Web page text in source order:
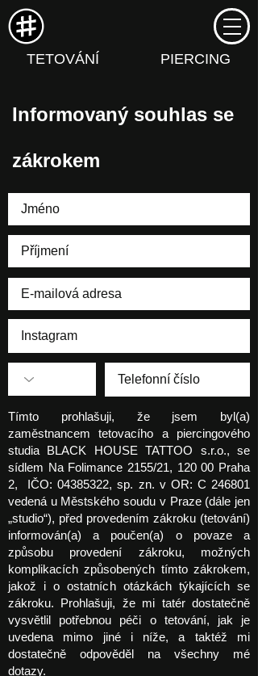
TETOVÁNÍ PIERCING
Informovaný souhlas se
zákrokem
Tímto prohlašuji, že jsem byl(a)
zaměstnancem tetovacího a piercingového
studia BLACK HOUSE TATTOO s.r.o., se
sídlem Na Folimance 2155/21, 120 00 Praha
2, IČO:04385322, sp. zn. v OR: C 246801
vedená u Městského soudu v Praze (dále jen
„studio“), před provedením zákroku (tetování)
informován(a) a poučen(a) o povaze a
způsobu provedení zákroku, možných
komplikacích způsobených tímto zákrokem,
jakož i o ostatních otázkách týkajících se
zákroku. Prohlašuji, že mi tatér dostatečně
vysvětlil potřebnou péči o tetování, jak je
uvedena mimo jiné i níže, a taktéž mi
dostatečně odpověděl na všechny mé
dotazy.